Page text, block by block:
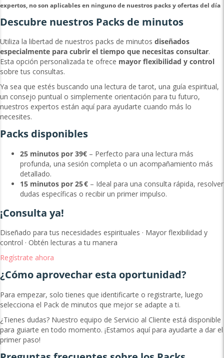
expertos, no son aplicables en ninguno de nuestros packs y ofertas del día
Descubre nuestros Packs de minutos
Utiliza la libertad de nuestros packs de minutos diseñados
especialmente para cubrir el tiempo que necesitas consultar.
Esta opción personalizada te ofrece mayor flexibilidad y control
sobre tus consultas.
Ya sea que estés buscando una lectura de tarot, una guía espiritual,
un consejo puntual o simplemente orientación para tu futuro,
nuestros expertos están aquí para ayudarte cuando más lo
necesites.
Packs disponibles
25 minutos por 39€ – Perfecto para una lectura más
profunda, una sesión completa o un acompañamiento más
detallado.
15 minutos por 25 € – Ideal para una consulta rápida, resolver
dudas específicas o recibir un primer impulso.
¡Consulta ya!
Diseñado para tus necesidades espirituales · Mayor flexibilidad y
control · Obtén lecturas a tu manera
Regístrate ahora
¿Cómo aprovechar esta oportunidad?
Para empezar, solo tienes que identificarte o registrarte, luego
selecciona el Pack de minutos que mejor se adapte a ti.
¿Tienes dudas? Nuestro equipo de Servicio al Cliente está disponible
para guiarte en todo momento. ¡Estamos aquí para ayudarte a dar el
primer paso!